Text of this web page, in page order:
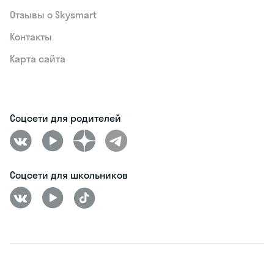
Отзывы о Skysmart
Контакты
Карта сайта
Соцсети для родителей
Соцсети для школьников